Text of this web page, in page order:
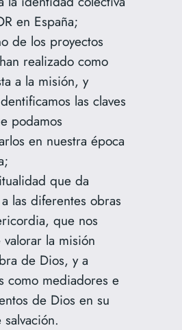
en España;
de los proyectos
realizado como
a la misión, y
las claves
podamos
en nuestra época
que da
las diferentes obras
que nos
la misión
de Dios, y a
como mediadores e
de Dios en su